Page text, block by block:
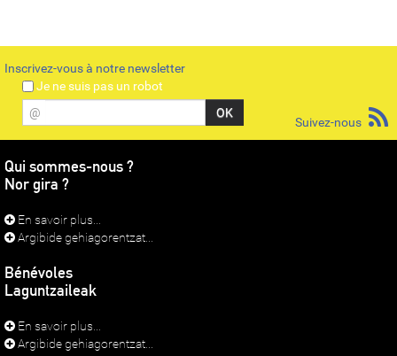
Inscrivez-vous à notre newsletter
Je ne suis pas un robot
@
Suivez-nous
Qui sommes-nous ?
Nor gira ?
En savoir plus...
Argibide gehiagorentzat...
Bénévoles
Laguntzaileak
En savoir plus...
Argibide gehiagorentzat...